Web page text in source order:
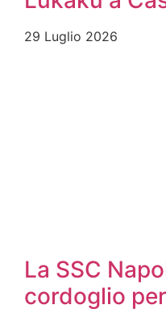
29 Luglio 2026
La SSC
cordoglio